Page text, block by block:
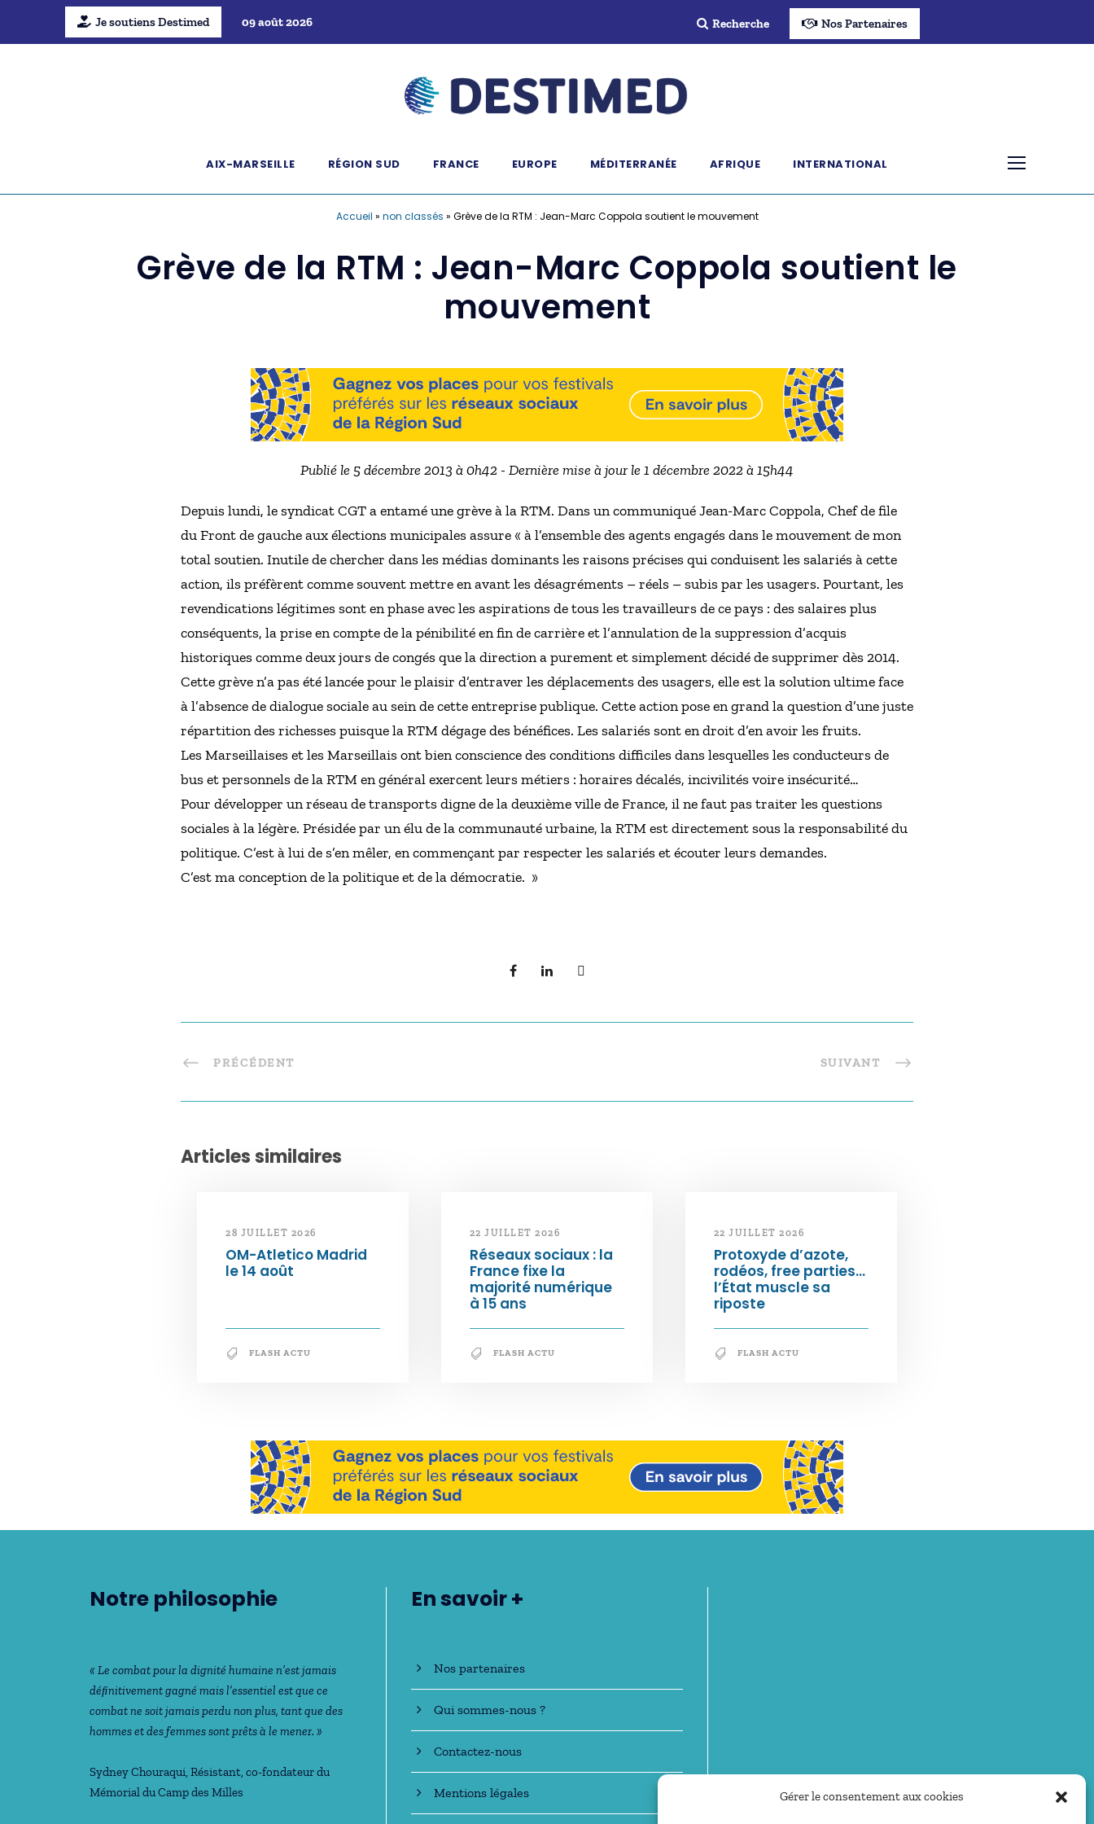
Gérer le consentement aux cookies
Je soutiens Destimed 09 août 2026 Recherche Nos Partenaires
AIX-MARSEILLE RÉGION SUD FRANCE EUROPE MÉDITERRANÉE AFRIQUE INTERNATIONAL
Accueil » non classés » Grève de la RTM : Jean-Marc Coppola soutient le mouvement
Grève de la RTM : Jean-Marc Coppola soutient le
mouvement
Publié le 5 décembre 2013 à 0h42 - Dernière mise à jour le 1 décembre 2022 à 15h44
Depuis lundi, le syndicat CGT a entamé une grève à la RTM. Dans un communiqué Jean-Marc Coppola, Chef de file
du Front de gauche aux élections municipales assure « à l’ensemble des agents engagés dans le mouvement de mon
total soutien. Inutile de chercher dans les médias dominants les raisons précises qui conduisent les salariés à cette
action, ils préfèrent comme souvent mettre en avant les désagréments – réels – subis par les usagers. Pourtant, les
revendications légitimes sont en phase avec les aspirations de tous les travailleurs de ce pays : des salaires plus
conséquents, la prise en compte de la pénibilité en fin de carrière et l’annulation de la suppression d’acquis
historiques comme deux jours de congés que la direction a purement et simplement décidé de supprimer dès 2014.
Cette grève n’a pas été lancée pour le plaisir d’entraver les déplacements des usagers, elle est la solution ultime face
à l’absence de dialogue sociale au sein de cette entreprise publique. Cette action pose en grand la question d’une juste
répartition des richesses puisque la RTM dégage des bénéfices. Les salariés sont en droit d’en avoir les fruits.
Les Marseillaises et les Marseillais ont bien conscience des conditions difficiles dans lesquelles les conducteurs de
bus et personnels de la RTM en général exercent leurs métiers : horaires décalés, incivilités voire insécurité…
Pour développer un réseau de transports digne de la deuxième ville de France, il ne faut pas traiter les questions
sociales à la légère. Présidée par un élu de la communauté urbaine, la RTM est directement sous la responsabilité du
politique. C’est à lui de s’en mêler, en commençant par respecter les salariés et écouter leurs demandes.
C’est ma conception de la politique et de la démocratie. »
PRÉCÉDENT SUIVANT
Articles similaires
28 JUILLET 2026
OM-Atletico Madrid
le 14 août
FLASH ACTU
22 JUILLET 2026
Réseaux sociaux : la
France fixe la
majorité numérique
à 15 ans
FLASH ACTU
22 JUILLET 2026
Protoxyde d’azote,
rodéos, free parties…
l’État muscle sa
riposte
FLASH ACTU
Notre philosophie
« Le combat pour la dignité humaine n’est jamais
déﬁnitivement gagné mais l’essentiel est que ce
combat ne soit jamais perdu non plus, tant que des
hommes et des femmes sont prêts à le mener. »
Sydney Chouraqui, Résistant, co-fondateur du
Mémorial du Camp des Milles
En savoir +
Nos partenaires
Qui sommes-nous ?
Contactez-nous
Mentions légales